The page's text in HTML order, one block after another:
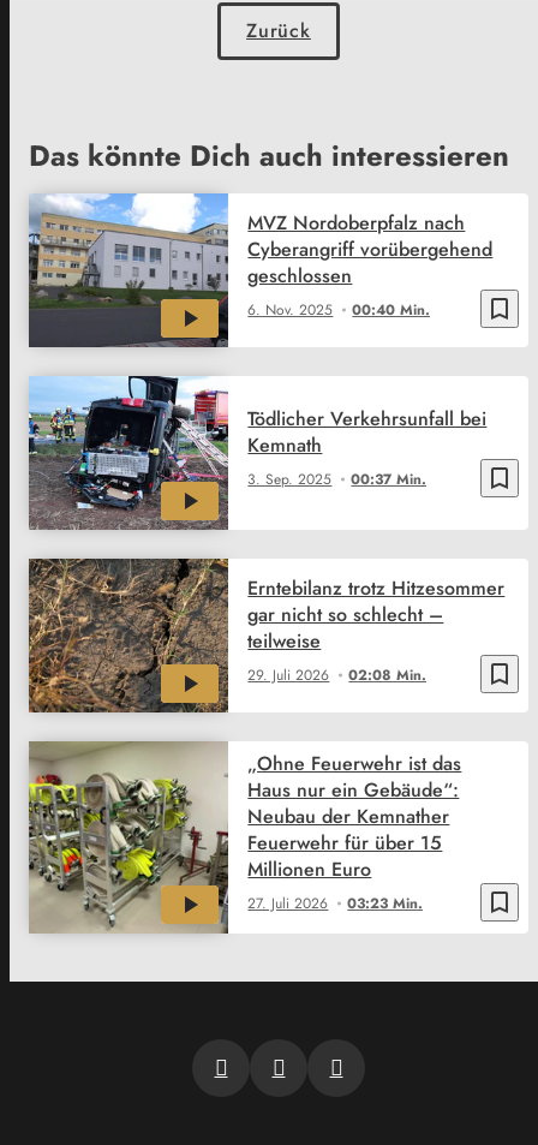
Zurück
Das könnte Dich auch interessieren
bookmark_border
6. Nov. 2025 00:40 Min.
MVZ Nordoberpfalz nach
Cyberangriff vorübergehend
geschlossen
bookmark_border
3. Sep. 2025 00:37 Min.
Tödlicher Verkehrsunfall bei
Kemnath
bookmark_border
29. Juli 2026 02:08 Min.
Erntebilanz trotz Hitzesommer
gar nicht so schlecht –
teilweise
bookmark_border
27. Juli 2026 03:23 Min.
„Ohne Feuerwehr ist das
Haus nur ein Gebäude“:
Neubau der Kemnather
Feuerwehr für über 15
Millionen Euro